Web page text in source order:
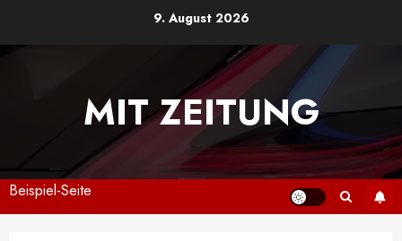
9. August 2026
MIT ZEITUNG
Beispiel-Seite